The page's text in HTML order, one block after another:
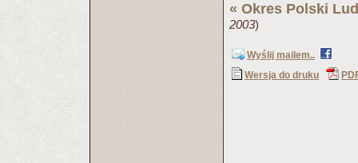
« Okres Polski
2003)
Wyślij mailem..
Wersja do druku